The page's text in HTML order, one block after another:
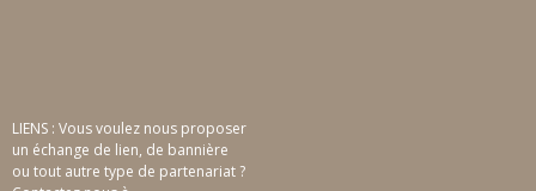
LIENS : Vous voulez nous proposer
un échange de lien, de bannière
ou tout autre type de partenariat ?